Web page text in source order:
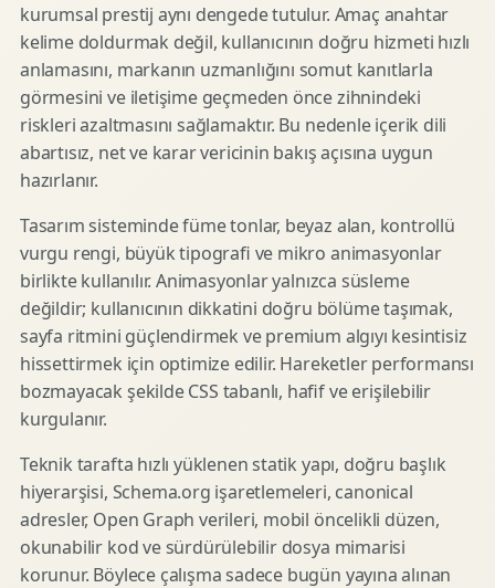
kurumsal prestij aynı dengede tutulur. Amaç anahtar
kelime doldurmak değil, kullanıcının doğru hizmeti hızlı
anlamasını, markanın uzmanlığını somut kanıtlarla
görmesini ve iletişime geçmeden önce zihnindeki
riskleri azaltmasını sağlamaktır. Bu nedenle içerik dili
abartısız, net ve karar vericinin bakış açısına uygun
hazırlanır.
Tasarım sisteminde füme tonlar, beyaz alan, kontrollü
vurgu rengi, büyük tipografi ve mikro animasyonlar
birlikte kullanılır. Animasyonlar yalnızca süsleme
değildir; kullanıcının dikkatini doğru bölüme taşımak,
sayfa ritmini güçlendirmek ve premium algıyı kesintisiz
hissettirmek için optimize edilir. Hareketler performansı
bozmayacak şekilde CSS tabanlı, hafif ve erişilebilir
kurgulanır.
Teknik tarafta hızlı yüklenen statik yapı, doğru başlık
hiyerarşisi, Schema.org işaretlemeleri, canonical
adresler, Open Graph verileri, mobil öncelikli düzen,
okunabilir kod ve sürdürülebilir dosya mimarisi
korunur. Böylece çalışma sadece bugün yayına alınan